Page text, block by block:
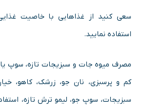
سعی کنید از غذاهایی با خاصیت
استفاده نمایید.
مصرف میوه جات و سبزیجات تازه، سوپ
کم و پرسبزی، نان جو، زرشک، کاهو،
سبزیجات، سوپ جو، لیمو ترش تازه،